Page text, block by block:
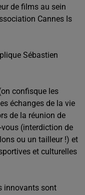
de films au sein
Cannes Is
Sébastien
confisque les
échanges de la vie
de la réunion de
(interdiction de
ou un tailleur !) et
et culturelles
innovants sont